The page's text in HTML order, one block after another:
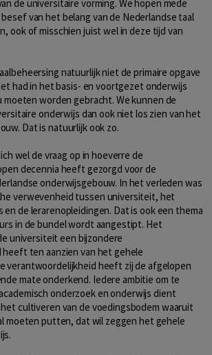
de universitaire vorming. We hopen mede
van het belang van de Nederlandse taal
ook of misschien juist wel in deze tijd van
natuurlijk niet de primaire opgave
had in het basis- en voortgezet onderwijs
moeten worden gebracht. We kunnen de
onderwijs dan ook niet los zien van het
Dat is natuurlijk ook zo.
wel de vraag op in hoeverre de
decennia heeft gezorgd voor de
onderwijsgebouw. In het verleden was
verwevenheid tussen universiteit, het
de lerarenopleidingen. Dat is ook een thema
in de bundel wordt aangestipt. Het
universiteit een bijzondere
ten aanzien van het gehele
verantwoordelijkheid heeft zij de afgelopen
mate onderkend. Iedere ambitie om te
onderzoek en onderwijs dient
cultiveren van de voedingsbodem waaruit
moeten putten, dat wil zeggen het gehele